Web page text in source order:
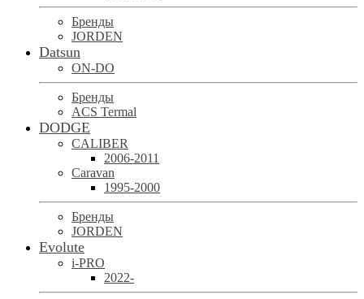
Бренды
JORDEN
Datsun
ON-DO
Бренды
ACS Termal
DODGE
CALIBER
2006-2011
Caravan
1995-2000
Бренды
JORDEN
Evolute
i-PRO
2022-